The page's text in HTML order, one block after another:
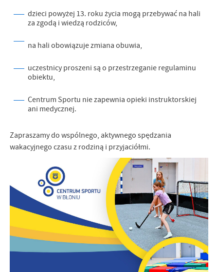
dzieci powyżej 13. roku życia mogą przebywać na hali
za zgodą i wiedzą rodziców,
na hali obowiązuje zmiana obuwia,
uczestnicy proszeni są o przestrzeganie regulaminu
obiektu,
Centrum Sportu nie zapewnia opieki instruktorskiej
ani medycznej.
Zapraszamy do wspólnego, aktywnego spędzania
wakacyjnego czasu z rodziną i przyjaciółmi.